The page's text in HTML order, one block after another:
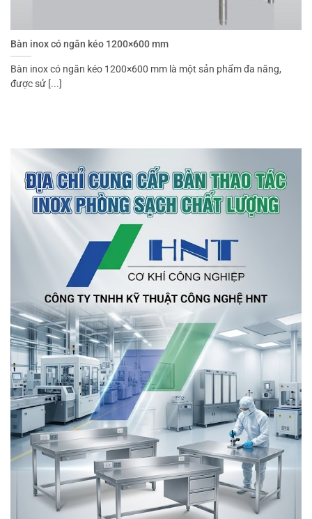
Bàn inox có ngăn kéo 1200×600 mm
Bàn inox có ngăn kéo 1200×600 mm là một sản phẩm đa năng,
được sử [...]